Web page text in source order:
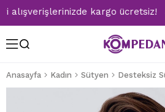
kargo ücretsiz!
Anasayfa Kadın Sütyen Desteksiz